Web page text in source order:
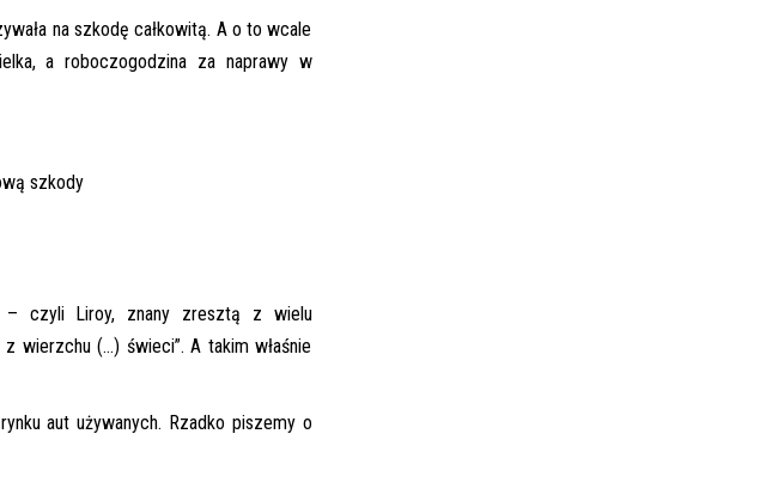
na szkodę całkowitą. A o to wcale
a roboczogodzina za naprawy w
szkody
– czyli Liroy, znany zresztą z wielu
wierzchu (…) świeci”. A takim właśnie
aut używanych. Rzadko piszemy o